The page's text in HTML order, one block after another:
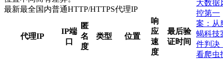
最新最全国内普通HTTP/HTTPS代理IP
代理IP
IP端
口
匿
名
度
类型 位置
响
应
速
度
最后验
证时间
大数据
控第一
案：从
蝎科技
件判决
看爬虫